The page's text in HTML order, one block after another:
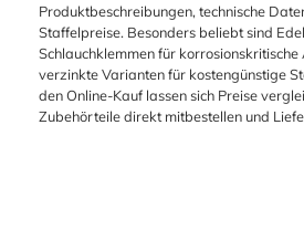
Produktbeschreibungen, technische
Staffelpreise. Besonders beliebt sind
Schlauchklemmen für
verzinkte Varianten für kostengünstige
den Online-Kauf lassen sich Preise
Zubehörteile direkt mitbestellen und